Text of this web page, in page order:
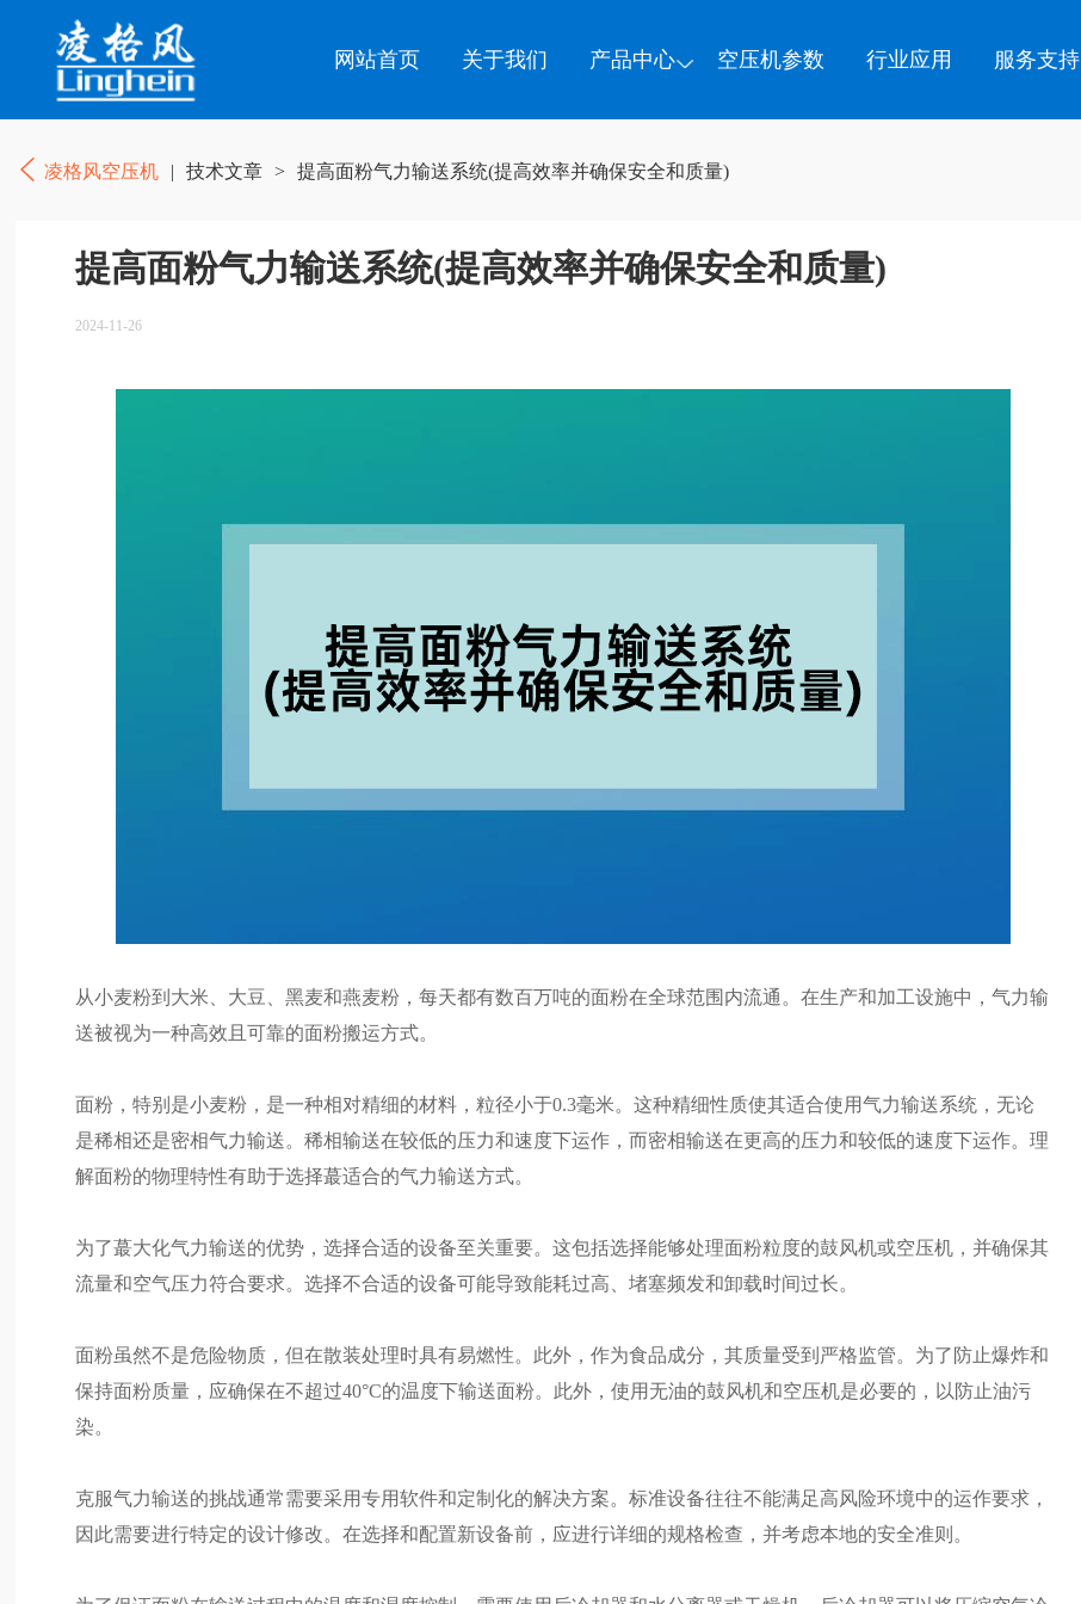
网站首页 关于我们 产品中心 空压机参数 行业应用 服务支持
凌格风空压机 | 技术文章 > 提高面粉气力输送系统(提高效率并确保安全和质量)
提高面粉气力输送系统(提高效率并确保安全和质量)
2024-11-26
从小麦粉到大米、大豆、黑麦和燕麦粉，每天都有数百万吨的面粉在全球范围内流通。在生产和加工设施中，气力输
送被视为一种高效且可靠的面粉搬运方式。
面粉，特别是小麦粉，是一种相对精细的材料，粒径小于0.3毫米。这种精细性质使其适合使用气力输送系统，无论
是稀相还是密相气力输送。稀相输送在较低的压力和速度下运作，而密相输送在更高的压力和较低的速度下运作。理
解面粉的物理特性有助于选择蕞适合的气力输送方式。
为了蕞大化气力输送的优势，选择合适的设备至关重要。这包括选择能够处理面粉粒度的鼓风机或空压机，并确保其
流量和空气压力符合要求。选择不合适的设备可能导致能耗过高、堵塞频发和卸载时间过长。
面粉虽然不是危险物质，但在散装处理时具有易燃性。此外，作为食品成分，其质量受到严格监管。为了防止爆炸和
保持面粉质量，应确保在不超过40°C的温度下输送面粉。此外，使用无油的鼓风机和空压机是必要的，以防止油污
染。
克服气力输送的挑战通常需要采用专用软件和定制化的解决方案。标准设备往往不能满足高风险环境中的运作要求，
因此需要进行特定的设计修改。在选择和配置新设备前，应进行详细的规格检查，并考虑本地的安全准则。